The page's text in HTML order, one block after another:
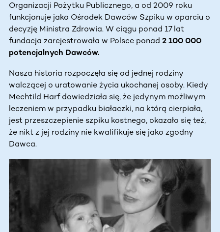
Organizacji Pożytku Publicznego, a od 2009 roku
funkcjonuje jako Ośrodek Dawców Szpiku w oparciu o
decyzję Ministra Zdrowia. W ciągu ponad 17 lat
fundacja zarejestrowała w Polsce ponad 2 100 000
potencjalnych Dawców.
Nasza historia rozpoczęła się od jednej rodziny
walczącej o uratowanie życia ukochanej osoby. Kiedy
Mechtild Harf dowiedziała się, że jedynym możliwym
leczeniem w przypadku białaczki, na którą cierpiała,
jest przeszczepienie szpiku kostnego, okazało się też,
że nikt z jej rodziny nie kwalifikuje się jako zgodny
Dawca.